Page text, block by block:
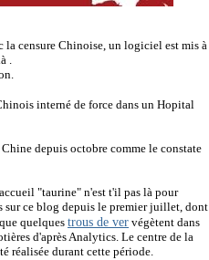
la censure Chinoise, un logiciel est mis à
.
interné de force dans un Hopital
depuis octobre comme le constate
"taurine" n'est t'il pas là pour
sur ce blog depuis le premier juillet, dont
quelquestrous de ver végètent dans
d'après Analytics. Le centre de la
réalisée durant cette période.